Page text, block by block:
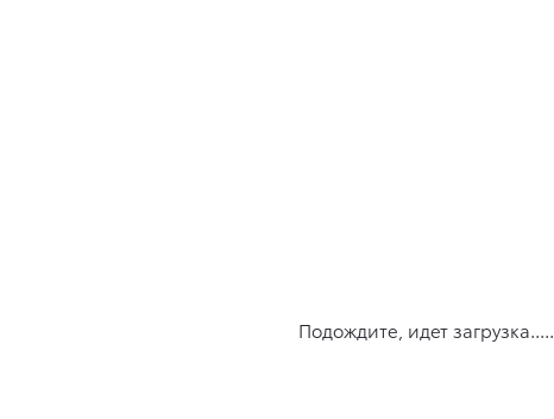
Подождите, идет загрузка.....